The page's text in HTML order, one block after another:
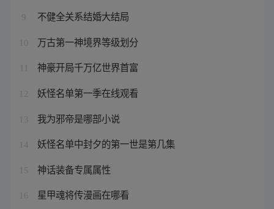
9 不健全关系结婚大结局
10 万古第一神境界等级划分
神豪开局千万亿世界首富
12 妖怪名单第一季在线观看
13 我为邪帝是哪部小说
14 妖怪名单中封夕的第一世是第几集
15 神话装备专属属性
16 星甲魂将传漫画在哪看